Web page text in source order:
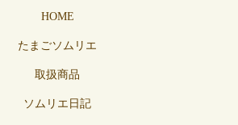
HOME
たまごソムリエ
取扱商品
ソムリエ日記